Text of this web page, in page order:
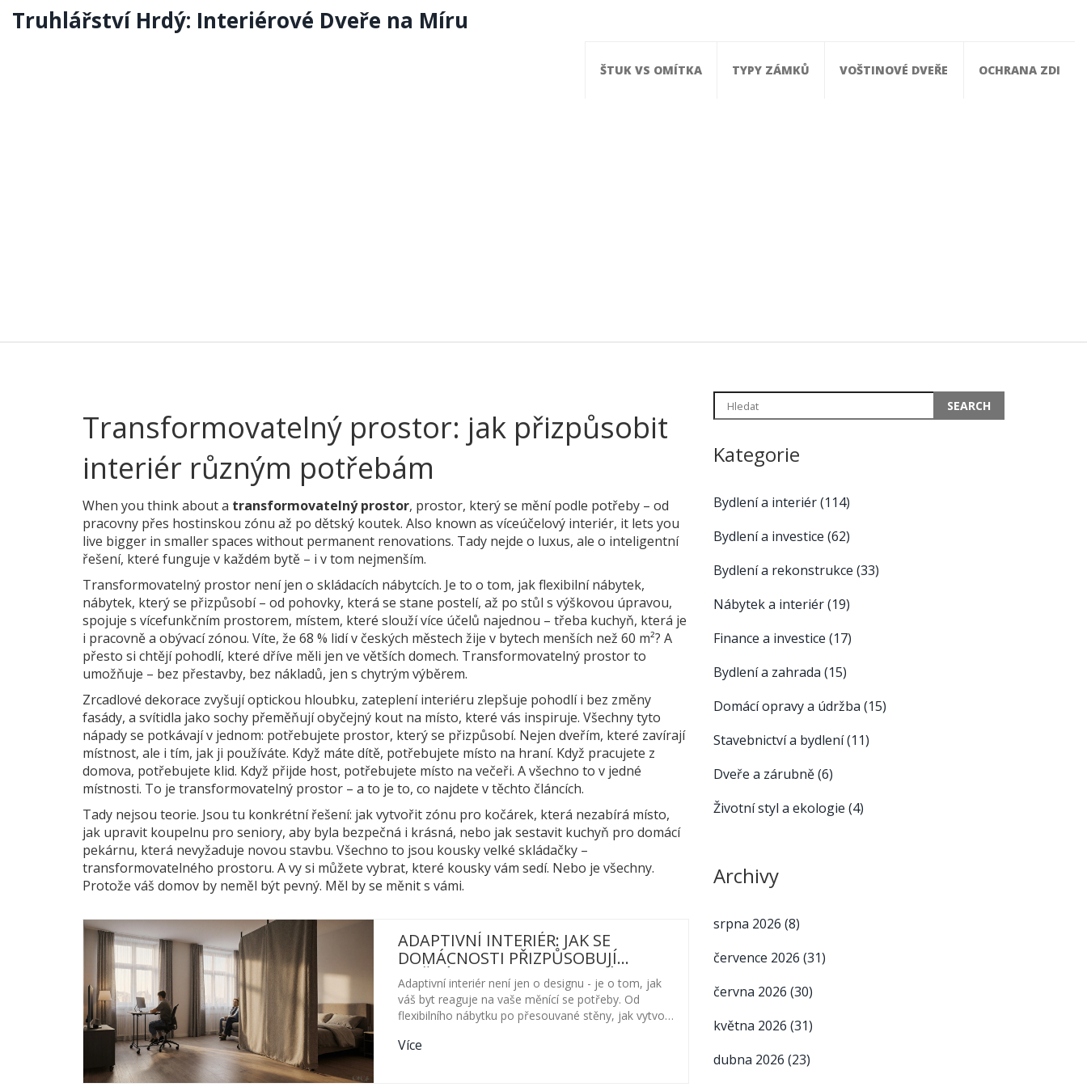
Truhlářství Hrdý: Interiérové Dveře na Míru
ŠTUK VS OMÍTKA TYPY ZÁMKŮ VOŠTINOVÉ DVEŘE OCHRANA ZDI
Transformovatelný prostor: jak přizpůsobit
interiér různým potřebám
When you think about a transformovatelný prostor, prostor, který se mění podle potřeby – od
pracovny přes hostinskou zónu až po dětský koutek. Also known as víceúčelový interiér, it lets you
live bigger in smaller spaces without permanent renovations. Tady nejde o luxus, ale o inteligentní
řešení, které funguje v každém bytě – i v tom nejmenším.
Transformovatelný prostor není jen o skládacích nábytcích. Je to o tom, jakflexibilní nábytek,
nábytek, který se přizpůsobí – od pohovky, která se stane postelí, až po stůl s výškovou úpravou,
spojuje s vícefunkčním prostorem, místem, které slouží více účelů najednou – třeba kuchyň, která je
i pracovně a obývací zónou. Víte, že 68 % lidí v českých městech žije v bytech menších než 60 m²? A
přesto si chtějí pohodlí, které dříve měli jen ve větších domech. Transformovatelný prostor to
umožňuje – bez přestavby, bez nákladů, jen s chytrým výběrem.
Zrcadlové dekorace zvyšují optickou hloubku, zateplení interiéru zlepšuje pohodlí i bez změny
fasády, a svítidla jako sochy přeměňují obyčejný kout na místo, které vás inspiruje. Všechny tyto
nápady se potkávají v jednom: potřebujete prostor, který se přizpůsobí. Nejen dveřím, které zavírají
místnost, ale i tím, jak ji používáte. Když máte dítě, potřebujete místo na hraní. Když pracujete z
domova, potřebujete klid. Když přijde host, potřebujete místo na večeři. A všechno to v jedné
místnosti. To je transformovatelný prostor – a to je to, co najdete v těchto článcích.
Tady nejsou teorie. Jsou tu konkrétní řešení: jak vytvořit zónu pro kočárek, která nezabírá místo,
jak upravit koupelnu pro seniory, aby byla bezpečná i krásná, nebo jak sestavit kuchyň pro domácí
pekárnu, která nevyžaduje novou stavbu. Všechno to jsou kousky velké skládačky –
transformovatelného prostoru. A vy si můžete vybrat, které kousky vám sedí. Nebo je všechny.
Protože váš domov by neměl být pevný. Měl by se měnit s vámi.
ADAPTIVNÍ INTERIÉR: JAK SE
DOMÁCNOSTI PŘIZPŮSOBUJÍ
ZMĚNÁM A CO TO ZNAMENÁ PRO
VÁŠ BYT
Adaptivní interiér není jen o designu - je o tom, jak
váš byt reaguje na vaše měnící se potřeby. Od
flexibilního nábytku po přesouvané stěny, jak vytvořit
Více
Kategorie
Bydlení a interiér(114)
Bydlení a investice (62)
Bydlení a rekonstrukce (33)
Nábytek a interiér(19)
Finance a investice (17)
Bydlení a zahrada (15)
Domácí opravy a údržba (15)
Stavebnictví a bydlení(11)
Dveře a zárubně(6)
Životní styl a ekologie (4)
Archivy
srpna 2026 (8)
července 2026 (31)
června 2026 (30)
května 2026 (31)
dubna 2026 (23)